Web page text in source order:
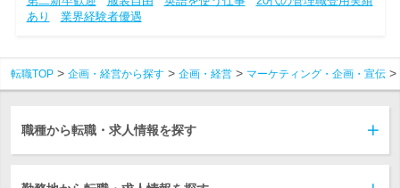
あり
業界経験者優遇
転職TOP 企画・経営から探す 企画・経営 マーケティング・企画・宣伝
職種から転職・求人情報を探す